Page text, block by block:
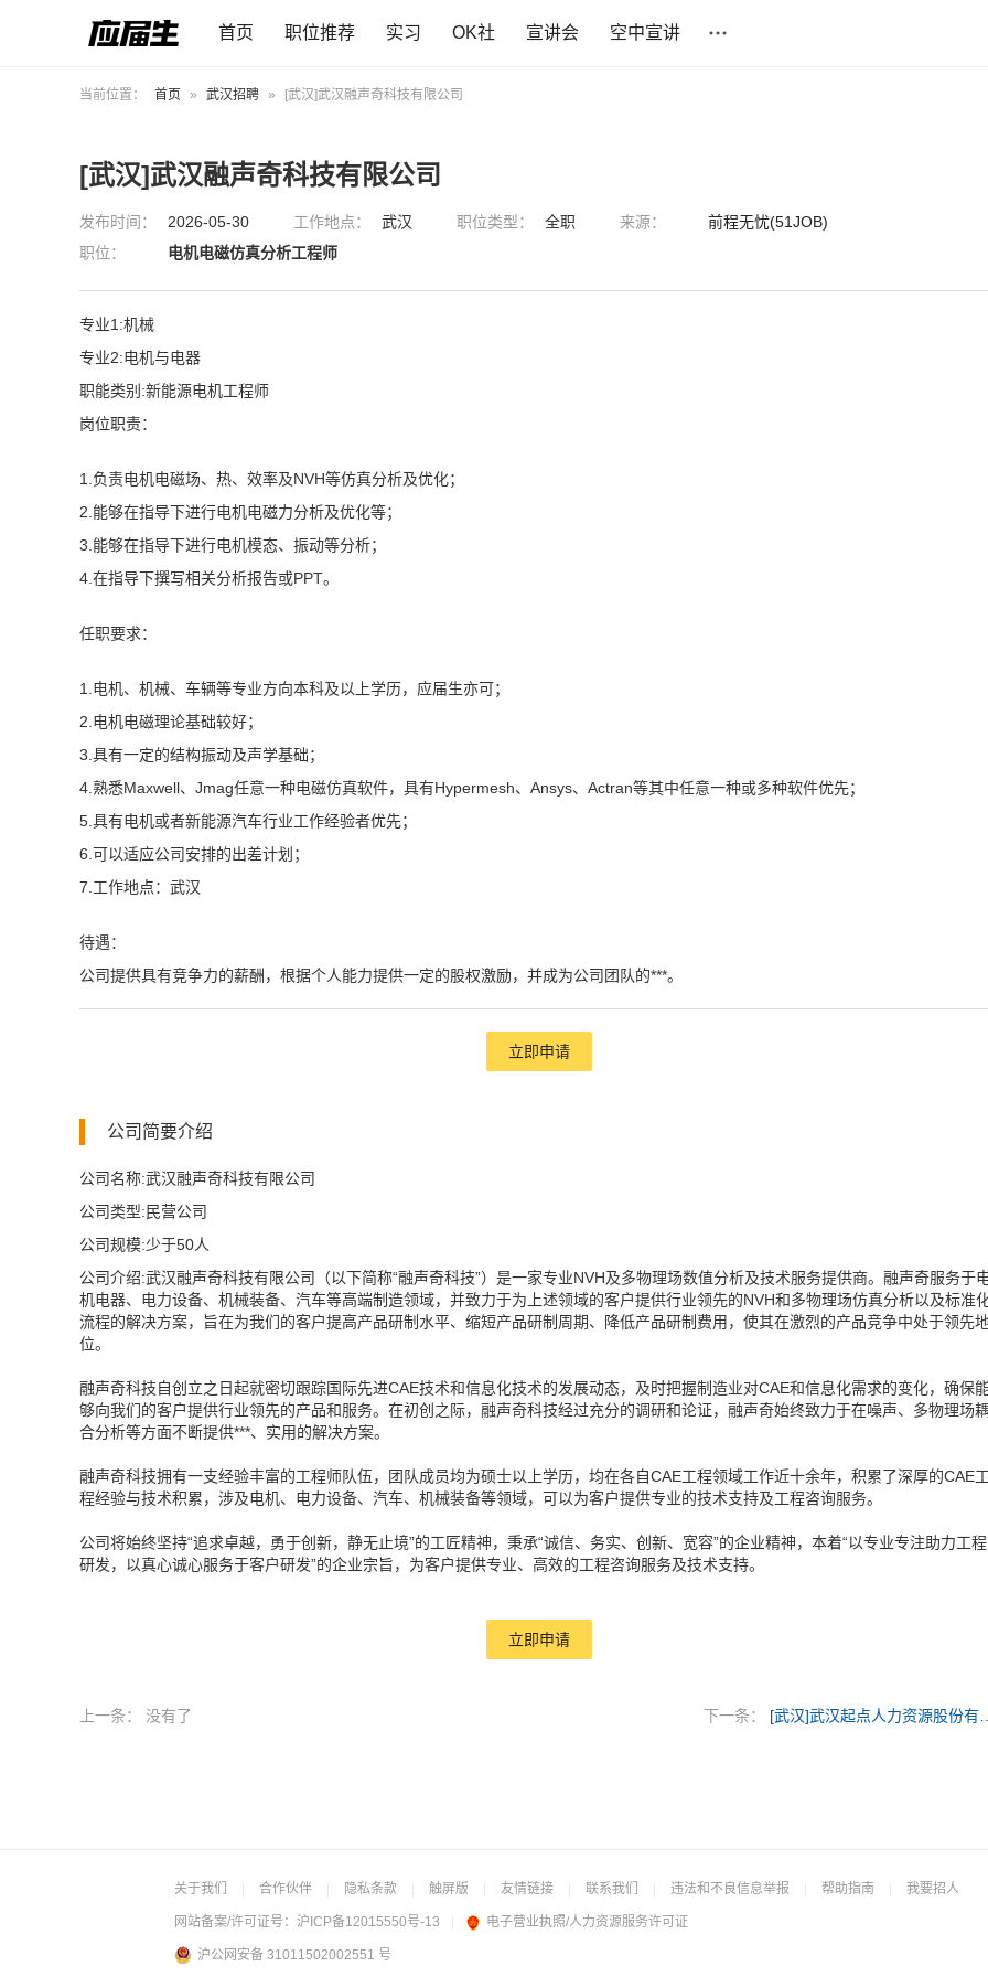
首页 职位推荐 实习 OK社 宣讲会 空中宣讲
当前位置： 首页 » 武汉招聘 » [武汉]武汉融声奇科技有限公司
[武汉]武汉融声奇科技有限公司
发布时间： 2026-05-30 工作地点： 武汉 职位类型： 全职 来源：
前程无忧(51JOB)
职位：
电机电磁仿真分析工程师
专业1:机械
专业2:电机与电器
职能类别:新能源电机工程师
岗位职责：
1.负责电机电磁场、热、效率及NVH等仿真分析及优化；
2.能够在指导下进行电机电磁力分析及优化等；
3.能够在指导下进行电机模态、振动等分析；
4.在指导下撰写相关分析报告或PPT。
任职要求：
1.电机、机械、车辆等专业方向本科及以上学历，应届生亦可；
2.电机电磁理论基础较好；
3.具有一定的结构振动及声学基础；
4.熟悉Maxwell、Jmag任意一种电磁仿真软件，具有Hypermesh、Ansys、Actran等其中任意一种或多种软件优先；
5.具有电机或者新能源汽车行业工作经验者优先；
6.可以适应公司安排的出差计划；
7.工作地点：武汉
待遇：
公司提供具有竞争力的薪酬，根据个人能力提供一定的股权激励，并成为公司团队的***。
立即申请
公司简要介绍
公司名称:武汉融声奇科技有限公司
公司类型:民营公司
公司规模:少于50人
公司介绍:武汉融声奇科技有限公司（以下简称“融声奇科技”）是一家专业NVH及多物理场数值分析及技术服务提供商。融声奇服务于
机电器、电力设备、机械装备、汽车等高端制造领域，并致力于为上述领域的客户提供行业领先的NVH和多物理场仿真分析以及标准
流程的解决方案，旨在为我们的客户提高产品研制水平、缩短产品研制周期、降低产品研制费用，使其在激烈的产品竞争中处于领先地
位。
融声奇科技自创立之日起就密切跟踪国际先进CAE技术和信息化技术的发展动态，及时把握制造业对CAE和信息化需求的变化，确保
够向我们的客户提供行业领先的产品和服务。在初创之际，融声奇科技经过充分的调研和论证，融声奇始终致力于在噪声、多物理场
合分析等方面不断提供***、实用的解决方案。
融声奇科技拥有一支经验丰富的工程师队伍，团队成员均为硕士以上学历，均在各自CAE工程领域工作近十余年，积累了深厚的CAE工
程经验与技术积累，涉及电机、电力设备、汽车、机械装备等领域，可以为客户提供专业的技术支持及工程咨询服务。
公司将始终坚持“追求卓越，勇于创新，静无止境”的工匠精神，秉承“诚信、务实、创新、宽容”的企业精神，本着“以专业专注助力工程
研发，以真心诚心服务于客户研发”的企业宗旨，为客户提供专业、高效的工程咨询服务及技术支持。
立即申请
上一条： 没有了 下一条： [武汉]武汉起点
关于我们 合作伙伴 隐私条款 触屏版 友情链接 联系我们 违法和不良信息举报 帮助指南 我要招人
网站备案/许可证号： 沪ICP备12015550号-13 电子营业执照/人力资源服务许可证
沪公网安备 31011502002551 号